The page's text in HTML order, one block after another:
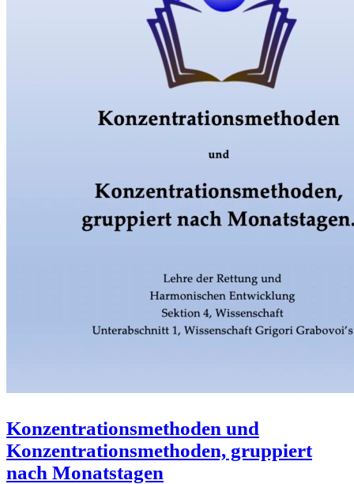
Konzentrationsmethoden und
Konzentrationsmethoden, gruppiert
nach Monatstagen